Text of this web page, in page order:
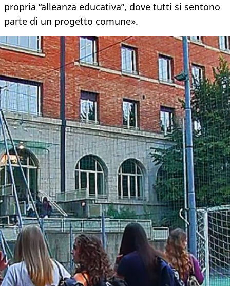
propria “alleanza educativa”, dove tutti si sentono
parte di un progetto comune».